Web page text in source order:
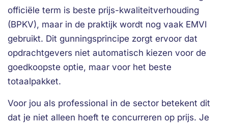
officiële term is beste prijs-kwaliteitverhouding
(BPKV), maar in de praktijk wordt nog vaak EMVI
gebruikt. Dit gunningsprincipe zorgt ervoor dat
opdrachtgevers niet automatisch kiezen voor de
goedkoopste optie, maar voor het beste
totaalpakket.
Voor jou als professional in de sector betekent dit
dat je niet alleen hoeft te concurreren op prijs. Je